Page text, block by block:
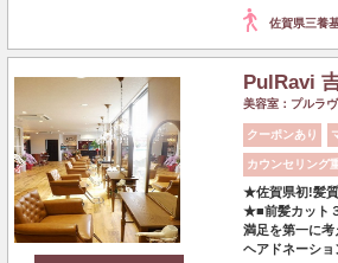
佐賀県三養
PulRavi
美容室：プルラ
クーポンあり
カウンセリング
★佐賀県初!髪質
★■前髪カット
満足を第一に
ヘアドネーシ